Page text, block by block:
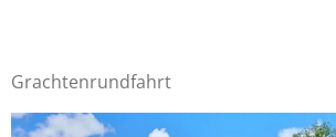
Grachtenrundfahrt